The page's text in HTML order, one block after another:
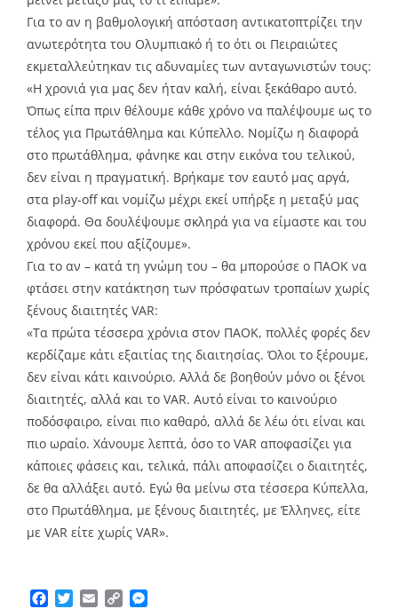
Για το αν η βαθμολογική απόσταση αντικατοπτρίζει την
ανωτερότητα του Ολυμπιακό ή το ότι οι Πειραιώτες
εκμεταλλεύτηκαν τις αδυναμίες των ανταγωνιστών τους:
«Η χρονιά για μας δεν ήταν καλή, είναι ξεκάθαρο αυτό.
Όπως είπα πριν θέλουμε κάθε χρόνο να παλέψουμε ως το
τέλος για Πρωτάθλημα και Κύπελλο. Νομίζω η διαφορά
στο πρωτάθλημα, φάνηκε και στην εικόνα του τελικού,
δεν είναι η πραγματική. Βρήκαμε τον εαυτό μας αργά,
στα play-off και νομίζω μέχρι εκεί υπήρξε η μεταξύ μας
διαφορά. Θα δουλέψουμε σκληρά για να είμαστε και του
χρόνου εκεί που αξίζουμε».
Για το αν – κατά τη γνώμη του – θα μπορούσε ο ΠΑΟΚ να
φτάσει στην κατάκτηση των πρόσφατων τροπαίων χωρίς
ξένους διαιτητές VAR:
«Τα πρώτα τέσσερα χρόνια στον ΠΑΟΚ, πολλές φορές δεν
κερδίζαμε κάτι εξαιτίας της διαιτησίας. Όλοι το ξέρουμε,
δεν είναι κάτι καινούριο. Αλλά δε βοηθούν μόνο οι ξένοι
διαιτητές, αλλά και το VAR. Αυτό είναι το καινούριο
ποδόσφαιρο, είναι πιο καθαρό, αλλά δε λέω ότι είναι και
πιο ωραίο. Χάνουμε λεπτά, όσο το VAR αποφασίζει για
κάποιες φάσεις και, τελικά, πάλι αποφασίζει ο διαιτητές,
δε θα αλλάξει αυτό. Εγώ θα μείνω στα τέσσερα Κύπελλα,
στο Πρωτάθλημα, με ξένους διαιτητές, με Έλληνες, είτε
με VAR είτε χωρίς VAR».
Facebook
TwitterEmailCopy